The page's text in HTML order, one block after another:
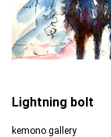
Lightning bolt
kemono gallery